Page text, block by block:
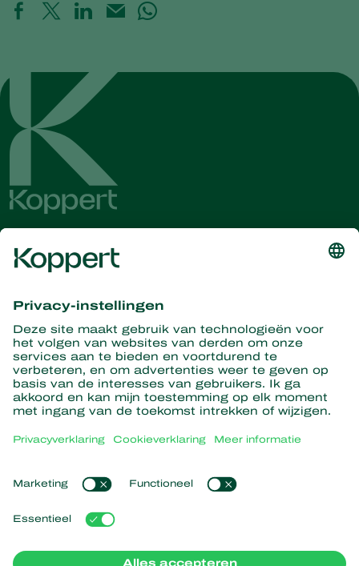
Ontvang het laatste nieuws en
informatie
Hier aanmelden
Partners with Nature
Roofmijten
Roofinsecten
Nuttige nematoden
Nuttige micro-organismen
Gewasbescherming
Nieuws en informatie
Duurzaamheid
Werken bij Koppert
Contact
Populaire links
Ervaringen van klanten
Koppert One
Koppert Global